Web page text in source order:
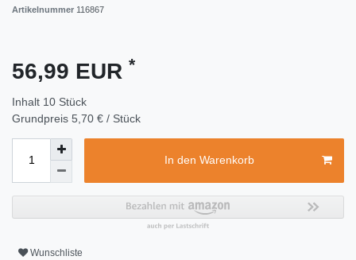
Artikelnummer 116867
56,99 EUR *
Inhalt 10 Stück
Grundpreis 5,70 € / Stück
In den Warenkorb
Wunschliste